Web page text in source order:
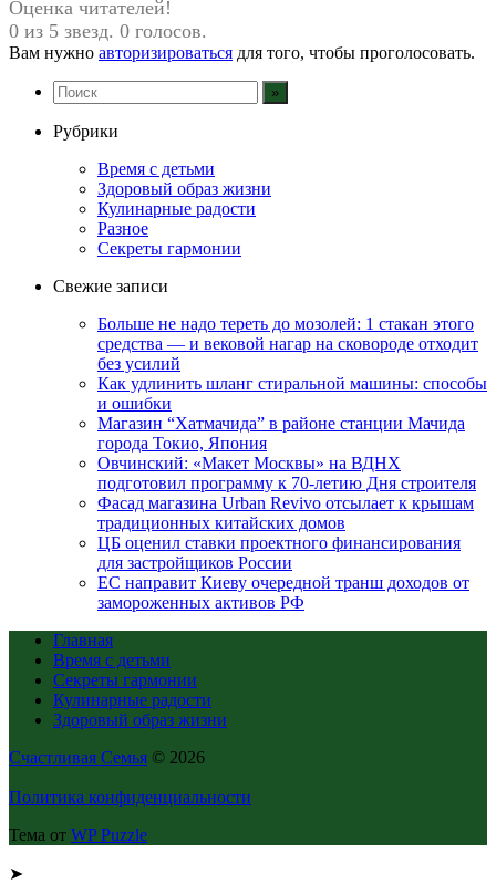
Оценка читателей!
0 из 5 звезд. 0 голосов.
Вам нужно авторизироваться для того, чтобы проголосовать.
Рубрики
Время с детьми
Здоровый образ жизни
Кулинарные радости
Разное
Секреты гармонии
Свежие записи
Больше не надо тереть до мозолей: 1 стакан этого
средства — и вековой нагар на сковороде отходит
без усилий
Как удлинить шланг стиральной машины: способы
и ошибки
Магазин “Хатмачида” в районе станции Мачида
города Токио, Япония
Овчинский: «Макет Москвы» на ВДНХ
подготовил программу к 70-летию Дня строителя
Фасад магазина Urban Revivo отсылает к крышам
традиционных китайских домов
ЦБ оценил ставки проектного финансирования
для застройщиков России
ЕС направит Киеву очередной транш доходов от
замороженных активов РФ
Главная
Время с детьми
Секреты гармонии
Кулинарные радости
Здоровый образ жизни
Счастливая Семья © 2026
Политика конфиденциальности
Тема от WP Puzzle
➤